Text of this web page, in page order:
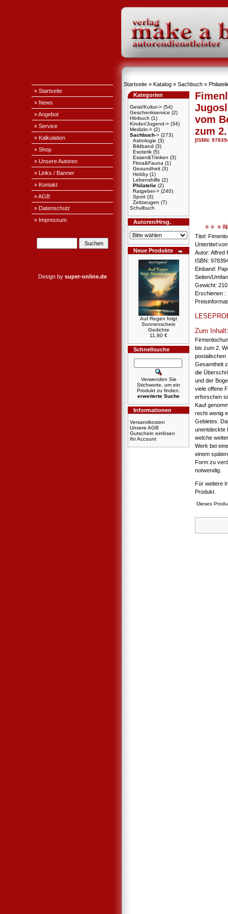
» Startseite
» News
» Angebot
» Service
» Kalkulation
» Shop
» Unsere Autoren
» Links / Banner
» Kontakt
» AGB
» Datenschutz
» Impressum
Design by super-online.de
Startseite » Katalog » Sachbuch »
Kategorien
Geist/Kultur-> (54)
Geschenkservice (2)
Hörbuch (1)
Kinder/Jugend-> (34)
Medizin-> (2)
Sachbuch-> (273)
Astrologie (3)
Bildband (3)
Esoterik (5)
Essen&Trinken (3)
Flora&Fauna (1)
Gesundheit (3)
Hobby (1)
Lebenshilfe (2)
Philatelie (2)
Ratgeber-> (240)
Sport (3)
Zeitzeugen (7)
Schulbuch
Autoren/Hrsg.
Neue Produkte
Auf Regen folgt
Sonnenschein
Gedichte
11,80 €
Schnellsuche
Verwenden Sie
Stichworte, um ein
Produkt zu finden.
erweiterte Suche
Informationen
Versandkosten
Unsere AGB
Gutschein einlösen
Ihr Account
vom
zum
[ISBN:
+ + +
Titel:
Autor: Alfred
ISBN:
Einband:
Seiten/
Gewicht:
Erschienen :
Zum Inhalt:
bis zum 2.
postalischen
Gesamtheit
die
und der
viele offene
erforschen
Kauf
recht wenig
Gebietes.
unentdeckte
welche
Werk bei
einem
Form zu
notwendig.
Für weitere
Produkt.
Dieses